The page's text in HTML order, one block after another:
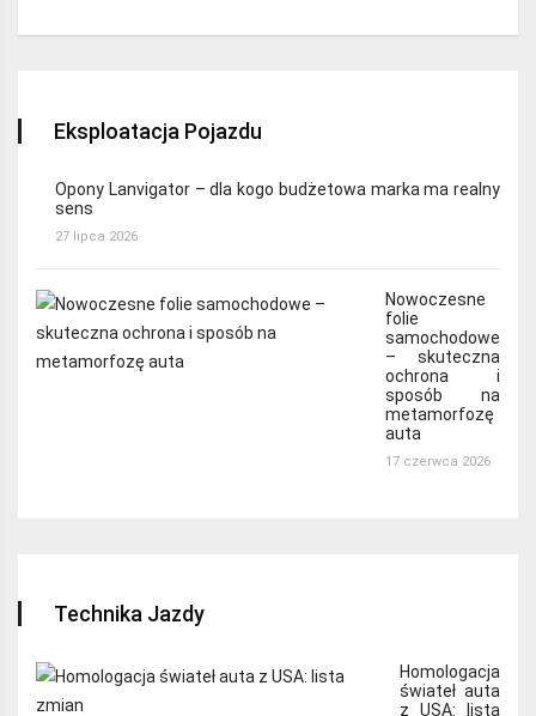
Eksploatacja Pojazdu
Opony Lanvigator – dla kogo budżetowa marka ma realny
sens
27 lipca 2026
Nowoczesne
folie
samochodowe
– skuteczna
ochrona i
sposób na
metamorfozę
auta
17 czerwca 2026
Technika Jazdy
Homologacja
świateł auta
z USA: lista